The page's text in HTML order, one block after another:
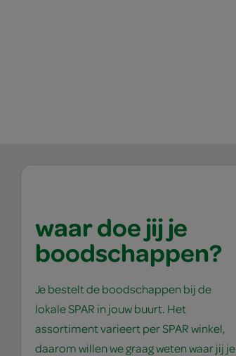
waar doe jij je
boodschappen?
Je bestelt de boodschappen bij de
lokale SPAR in jouw buurt. Het
assortiment varieert per SPAR winkel,
daarom willen we graag weten waar jij je